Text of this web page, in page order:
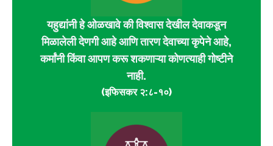
यहुद्यांनी हे ओळखावे की विश्वास देखील देवाकडून
मिळालेली देणगी आहे आणि तारण देवाच्या कृपेने आहे,
कर्मांनी किंवा आपण करू शकणाऱ्या कोणत्याही गोष्टीने
नाही.
(इफिसकर २:८-१०)